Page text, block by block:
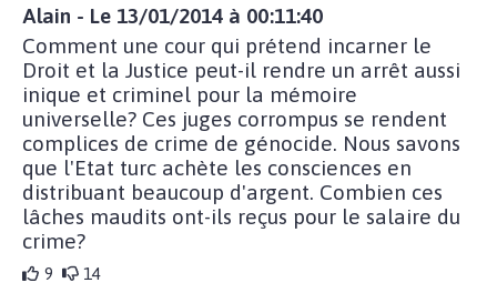
Alain - Le 13/01/2014 à 00:11:40
Comment une cour qui prétend incarner le
Droit et la Justice peut-il rendre un arrêt aussi
inique et criminel pour la mémoire
universelle? Ces juges corrompus se rendent
complices de crime de génocide. Nous savons
que l'Etat turc achète les consciences en
distribuant beaucoup d'argent. Combien ces
lâches maudits ont-ils reçus pour le salaire du
crime?
9 14